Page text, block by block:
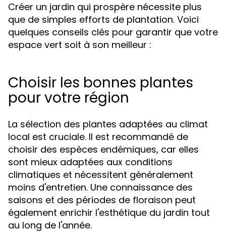
Créer un jardin qui prospère nécessite plus
que de simples efforts de plantation. Voici
quelques conseils clés pour garantir que votre
espace vert soit à son meilleur :
Choisir les bonnes plantes
pour votre région
La sélection des plantes adaptées au climat
local est cruciale. Il est recommandé de
choisir des espèces endémiques, car elles
sont mieux adaptées aux conditions
climatiques et nécessitent généralement
moins d'entretien. Une connaissance des
saisons et des périodes de floraison peut
également enrichir l'esthétique du jardin tout
au long de l'année.